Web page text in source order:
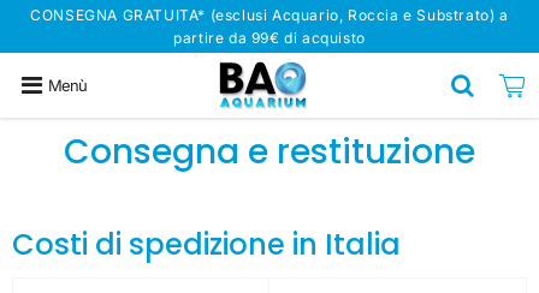
CONSEGNA GRATUITA* (esclusi Acquario, Roccia e Substrato) a
partire da 99€ di acquisto
Menù
Consegna e restituzione
Costi di spedizione in Italia